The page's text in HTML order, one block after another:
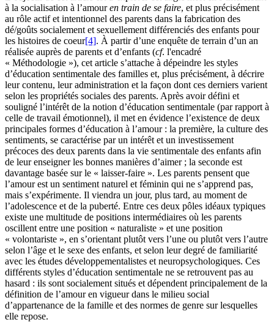
à la socialisation à l’amouren train de se faire, et plus précisément
au rôle actif et intentionnel des parents dans la fabrication des
dé/goûts socialement et sexuellement différenciés des enfants pour
les histoires de coeur[4]. À partir d’une enquête de terrain d’un an
réalisée auprès de parents et d’enfants (cf. l'encadré
« Méthodologie »), cet article s’attache à dépeindre les styles
d’éducation sentimentale des familles et, plus précisément, à décrire
leur contenu, leur administration et la façon dont ces derniers varient
selon les propriétés sociales des parents. Après avoir défini et
souligné l’intérêt de la notion d’éducation sentimentale (par rapport à
celle de travail émotionnel), il met en évidence l’existence de deux
principales formes d’éducation à l’amour : la première, la culture des
sentiments, se caractérise par un intérêt et un investissement
précoces des deux parents dans la vie sentimentale des enfants afin
de leur enseigner les bonnes manières d’aimer ; la seconde est
davantage basée sur le « laisser-faire ». Les parents pensent que
l’amour est un sentiment naturel et féminin qui ne s’apprend pas,
mais s’expérimente. Il viendra un jour, plus tard, au moment de
l’adolescence et de la puberté. Entre ces deux pôles idéaux typiques
existe une multitude de positions intermédiaires où les parents
oscillent entre une position « naturaliste » et une position
« volontariste », en s’orientant plutôt vers l’une ou plutôt vers l’autre
selon l’âge et le sexe des enfants, et selon leur degré de familiarité
avec les études développementalistes et neuropsychologiques. Ces
différents styles d’éducation sentimentale ne se retrouvent pas au
hasard : ils sont socialement situés et dépendent principalement de la
définition de l’amour en vigueur dans le milieu social
d’appartenance de la famille et des normes de genre sur lesquelles
elle repose.